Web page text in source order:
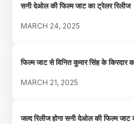
सनी देओल की फिल्म जाट का ट्रेलर रिलीज
MARCH 24, 2025
फिल्म जाट से विनित कुमार सिंह के किरदार
MARCH 21, 2025
जल्द रिलीज होगा सनी देओल की फिल्म जाट